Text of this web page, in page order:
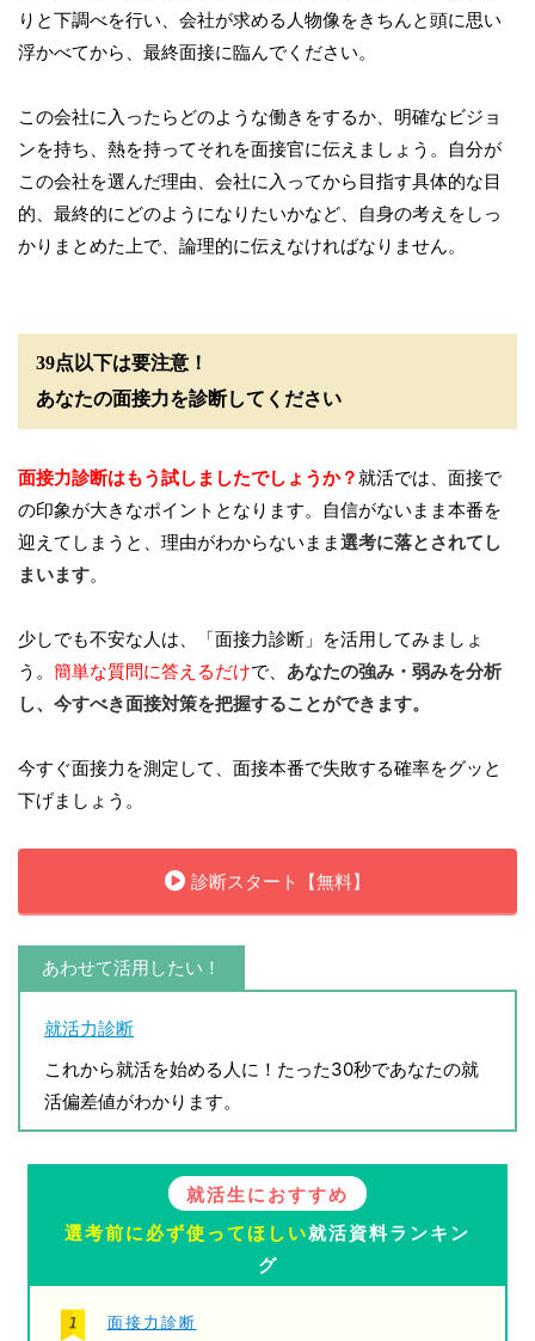
りと下調べを行い、会社が求める人物像をきちんと頭に思い
浮かべてから、最終面接に臨んでください。
この会社に入ったらどのような働きをするか、明確なビジョ
ンを持ち、熱を持ってそれを面接官に伝えましょう。自分が
この会社を選んだ理由、会社に入ってから目指す具体的な目
的、最終的にどのようになりたいかなど、自身の考えをしっ
かりまとめた上で、論理的に伝えなければなりません。
39点以下は要注意！
あなたの面接力を診断してください
面接力診断はもう試しましたでしょうか？就活では、面接で
の印象が大きなポイントとなります。自信がないまま本番を
迎えてしまうと、理由がわからないまま選考に落とされてし
まいます。
少しでも不安な人は、「面接力診断」を活用してみましょ
う。 簡単な質問に答えるだけで、 あなたの強み・弱みを分析
し、今すべき面接対策を把握することができます。
今すぐ面接力を測定して、面接本番で失敗する確率をグッと
下げましょう。
診断スタート【無料】
あわせて活用したい！
就活力診断
これから就活を始める人に！たった30秒であなたの就
活偏差値がわかります。
就活生におすすめ
選考前に必ず使ってほしい就活資料ランキン
グ
面接力診断